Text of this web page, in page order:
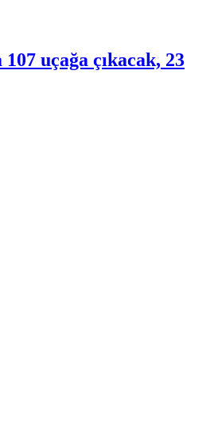
107 uçağa çıkacak, 23